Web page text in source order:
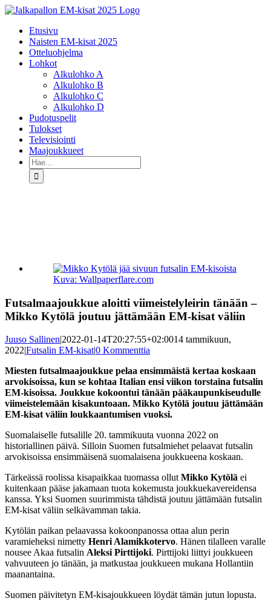
Skip
contentEtusivu
Naisten EM-kisat 2025
Otteluohjelma
Lohkot
Alkulohko A
Alkulohko B
Alkulohko C
Alkulohko D
Pudotuspelit
Tulokset
Televisiointi
Maajoukkueet
Etsi
...
Kuva: Wallpaperflare.com
Futsalmaajoukkue aloitti viimeistelyleirin tänään –
Mikko Kytölä joutuu jättämään EM-kisat väliin
Juuso Sallinen|2022-01-14T20:27:55+02:0014 tammikuun,
2022|Futsalin EM-kisat|0 Kommenttia
Miesten futsalmaajoukkue pelaa ensimmäistä kertaa koskaan
arvokisoissa, kun se kohtaa Italian ensi viikon torstaina futsalin
EM-kisoissa. Joukkue kokoontui tänään pääkaupunkiseudulle
viimeistelemään kisakuntoaan. Mikko Kytölä joutuu jättämään
EM-kisat väliin loukkaantumisen vuoksi.
Suomalaiselle futsalille 20. tammikuuta vuonna 2022 on
historiallinen päivä. Silloin Suomen futsalmiehet pelaavat futsalin
arvokisoissa ensimmäisenä suomalaisena joukkueena koskaan.
Tärkeässä roolissa kisapaikkaa tuomassa ollutMikko Kytölä ei
kuitenkaan pääse jakamaan tuota kokemusta joukkuekavereidensa
kanssa. Yksi Suomen suurimmista tähdistä joutuu jättämään futsalin
EM-kisat väliin selkävamman takia.
Kytölän paikan pelaavassa kokoonpanossa ottaa alun perin
varamieheksi nimetty Henri Alamikkotervo. Hänen tilalleen varalle
nousee Akaa futsalin Aleksi Pirttijoki. Pirttijoki liittyi joukkueen
vahvuuteen jo tänään, ja matkustaa joukkueen mukana Hollantiin
maanantaina.
Suomen päivitetyn EM-kisajoukkueen löydät tämän jutun lopusta.